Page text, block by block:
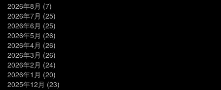
2026年8月 (7)
2026年7月 (25)
2026年6月 (25)
2026年5月 (26)
2026年4月 (26)
2026年3月 (26)
2026年2月 (24)
2026年1月 (20)
2025年12月 (23)